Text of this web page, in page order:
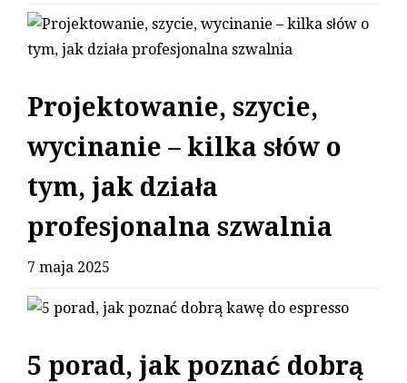
Projektowanie, szycie,
wycinanie – kilka słów o
tym, jak działa
profesjonalna szwalnia
7 maja 2025
5 porad, jak poznać dobrą